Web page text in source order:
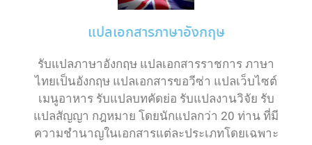
แปลเอกสารภาษาอังกฤษ
รับแปลภาษาอังกฤษ แปลเอกสารราชการ ภาษา
ไทยเป็นอังกฤษ แปลเอกสารขอวีซ่า แปลเว็บไซต์
เมนูอาหาร รับแปลบทคัดย่อ รับแปลงานวิจัย รับ
แปลสัญญา กฎหมาย โดยนักแปลกว่า 20 ท่าน ที่มี
ความชำนาญในเอกสารแต่ละประเภทโดยเฉพาะ